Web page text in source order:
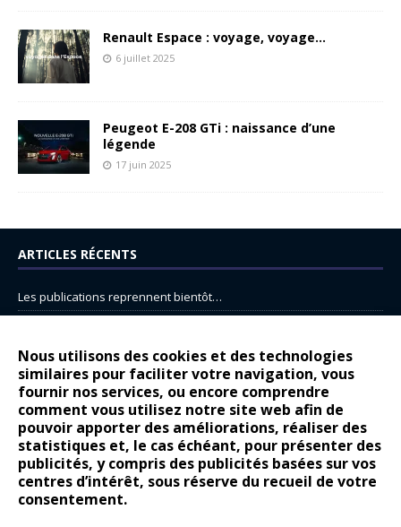
Nous utilisons des cookies et des technologies
similaires pour faciliter votre navigation, vous
fournir nos services, ou encore comprendre
comment vous utilisez notre site web afin de
pouvoir apporter des améliorations, réaliser des
statistiques et, le cas échéant, pour présenter des
publicités, y compris des publicités basées sur vos
centres d’intérêt, sous réserve du recueil de votre
consentement.
Renault Espace : voyage, voyage…
6 juillet 2025
Peugeot E-208 GTi : naissance d’une
légende
17 juin 2025
ARTICLES RÉCENTS
Les publications reprennent bientôt…
14 juillet : nouveau film de marque pour Citroën
Renault Espace : voyage, voyage…
Peugeot E-208 GTi : naissance d’une légende
COMMENTAIRES RÉCENTS
Bernard DardartdansDacia Sandero : pour les gens vrais